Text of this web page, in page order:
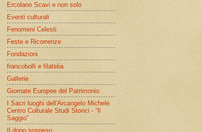
Ercolano Scavi e non solo
Eventi culturali
Fenomeni Celesti
Feste e Ricorrenze
Fondazioni
francobolli e filatelia
Gallerie
Giornate Europee del Patrimonio
I Sacri luoghi dell'Arcangelo Michele
Centro Culturale Studi Storici - “Il
Saggio”
Il dono sospeso